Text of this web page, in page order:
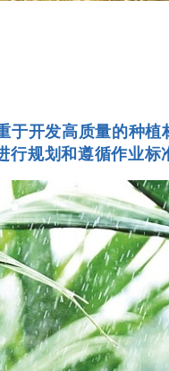
开发高质量的种
规划和遵循作业